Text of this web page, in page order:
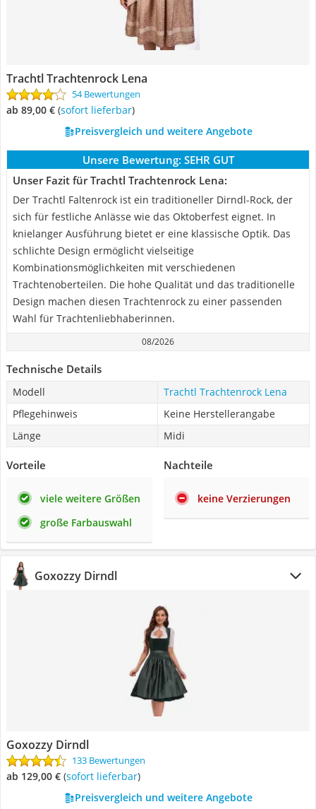
Trachtl Trachtenrock Lena
54 Bewertungen
ab 89,00 € ( Sofort lieferbar)
Preisvergleich und weitere Angebote
Unsere Bewertung: SEHR GUT
Unser Fazit für Trachtl Trachtenrock Lena:
Der Trachtl Faltenrock ist ein traditioneller Dirndl-Rock, der
sich für festliche Anlässe wie das Oktoberfest eignet. In
knielanger Ausführung bietet er eine klassische Optik. Das
schlichte Design ermöglicht vielseitige
Kombinationsmöglichkeiten mit verschiedenen
Trachtenoberteilen. Die hohe Qualität und das traditionelle
Design machen diesen Trachtenrock zu einer passenden
Wahl für Trachtenliebhaberinnen.
08/2026
Technische Details
Modell
Trachtl Trachtenrock Lena
Pflegehinweis
Keine Herstellerangabe
Länge
Midi
Vorteile
viele weitere Größen
große Farbauswahl
Nachteile
keine Verzierungen
Goxozzy Dirndl
Goxozzy Dirndl
133 Bewertungen
ab 129,00 € ( Sofort lieferbar)
Preisvergleich und weitere Angebote